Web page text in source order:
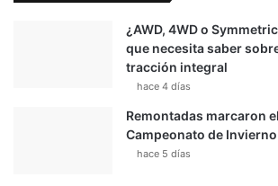
¿AWD, 4WD o
que necesita saber
tracción integral
hace 4 días
Remontadas marcaron
Campeonato de
hace 5 días